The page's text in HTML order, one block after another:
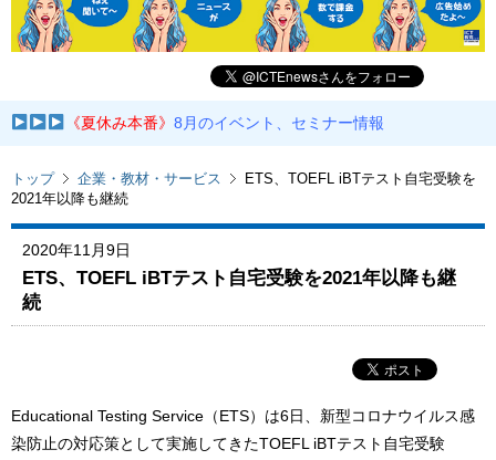
《夏休み本番》8月のイベント、セミナー情報
トップ 企業・教材・サービス
ETS、TOEFL iBTテスト自宅受験を
2021年以降も継続
2020年11月9日
ETS、TOEFL iBTテスト自宅受験を2021年以降も継
続
Educational Testing Service（ETS）は6日、新型コロナウイルス感
染防止の対応策として実施してきたTOEFL iBTテスト自宅受験